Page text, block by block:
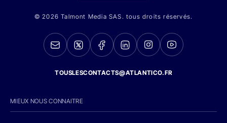
© 2026 Talmont Media SAS. tous droits réservés.
TOUSLESCONTACTS@ATLANTICO.FR
MIEUX NOUS CONNAITRE